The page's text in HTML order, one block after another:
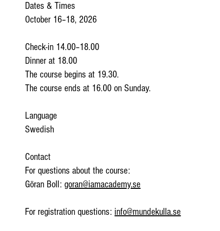
Dates & Times
October 16–18, 2026
Check-in 14.00–18.00
Dinner at 18.00
The course begins at 19.30.
The course ends at 16.00 on Sunday.
Language
Swedish
Contact
For questions about the course:
Göran Boll:goran@iamacademy.se
For registration questions: info@mundekulla.se